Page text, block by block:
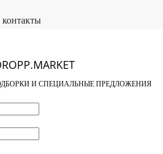
И СПЕЦИАЛЬНЫЕ ПРЕДЛОЖЕНИЯ